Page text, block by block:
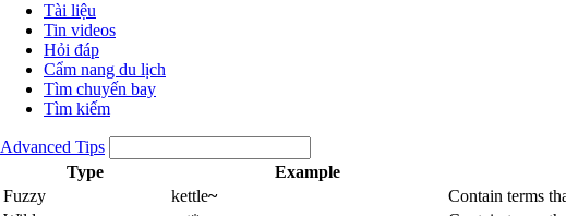
Tài liệu
Tin videos
Hỏi đáp
Cẩm nang du lịch
Tìm chuyến bay
Tìm kiếm
Advanced Tips
Type
Example
Fuzzy
kettle~ Contain terms